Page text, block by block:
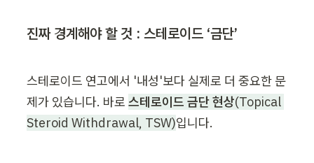
진짜 경계해야 할 것 : 스테로이드 ‘금단’
스테로이드 연고에서 '내성'보다 실제로 더 중요한 문
제가 있습니다. 바로 스테로이드 금단 현상(Topical
Steroid Withdrawal, TSW)입니다.